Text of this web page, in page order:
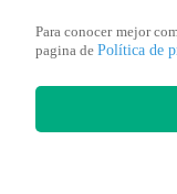
Para conocer mejor
pagina de Política de